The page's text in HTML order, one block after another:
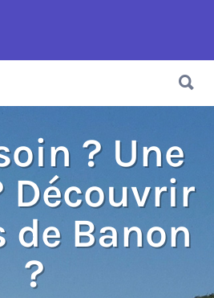
? Une
Découvrir
de Banon
?